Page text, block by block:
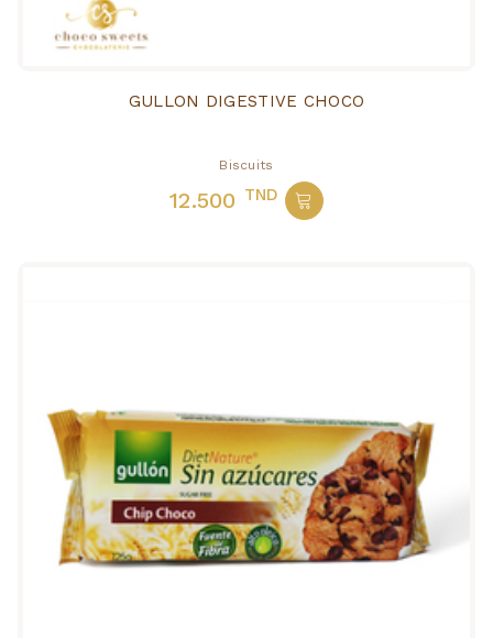
GULLON DIGESTIVE CHOCO
Biscuits
12.500 TND